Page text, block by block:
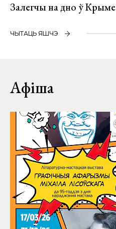
Залегчы на дно ў Крыме
ЧЫТАЦЬ ЯШЧЭ
Афіша